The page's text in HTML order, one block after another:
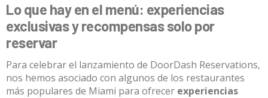
Lo que hay en el menú: experiencias
exclusivas y recompensas solo por
reservar
Para celebrar el lanzamiento de DoorDash Reservations,
nos hemos asociado con algunos de los restaurantes
más populares de Miami para ofrecer experiencias